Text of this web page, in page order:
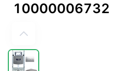
10000006732